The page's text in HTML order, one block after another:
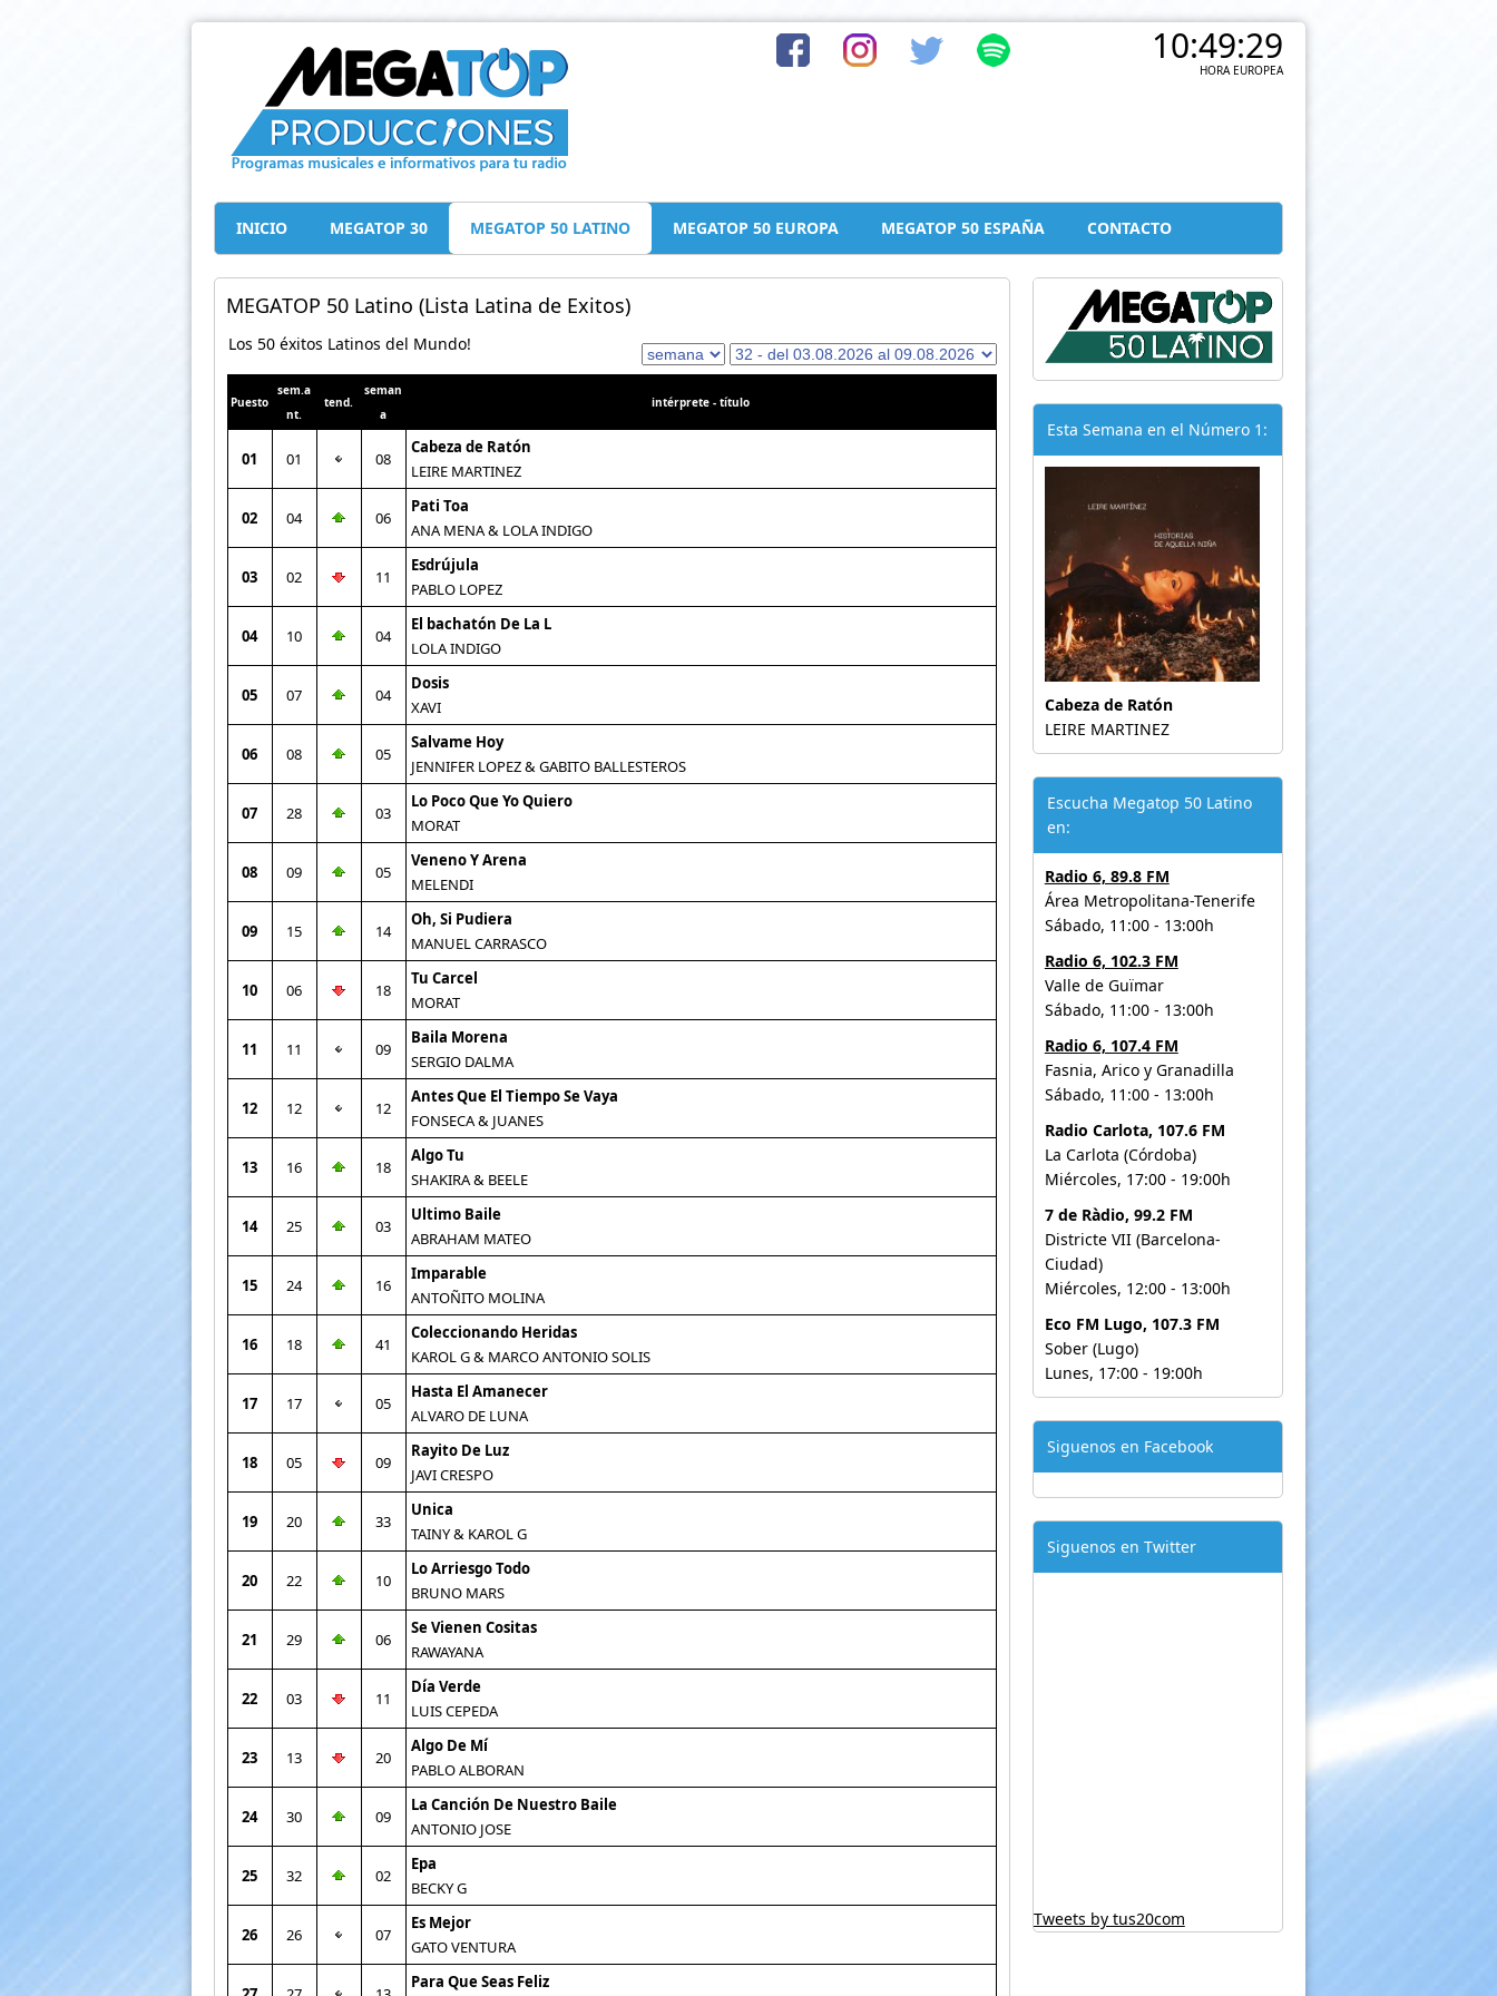
10:49:30
HORA EUROPEA
INICIO MEGATOP 30 MEGATOP 50 LATINO MEGATOP 50 EUROPA MEGATOP 50 ESPAÑA CONTACTO
MEGATOP 50 Latino (Lista Latina de Exitos)
Los 50 éxitos Latinos del Mundo!
Puesto
sem.a
nt.
tend.
seman
a
intérprete - título
01 01 08
Cabeza de Ratón
LEIRE MARTINEZ
02 04 06
Pati Toa
ANA MENA & LOLA INDIGO
03 02 11
Esdrújula
PABLO LOPEZ
04 10 04
El bachatón De La L
LOLA INDIGO
05 07 04
Dosis
XAVI
06 08 05
Salvame Hoy
JENNIFER LOPEZ & GABITO BALLESTEROS
07 28 03
Lo Poco Que Yo Quiero
MORAT
08 09 05
Veneno Y Arena
MELENDI
09 15 14
Oh, Si Pudiera
MANUEL CARRASCO
10 06 18
Tu Carcel
MORAT
11 11 09
Baila Morena
SERGIO DALMA
12 12 12
Antes Que El Tiempo Se Vaya
FONSECA & JUANES
13 16 18
Algo Tu
SHAKIRA & BEELE
14 25 03
Ultimo Baile
ABRAHAM MATEO
15 24 16
Imparable
ANTOÑITO MOLINA
16 18 41
Coleccionando Heridas
KAROL G & MARCO ANTONIO SOLIS
17 17 05
Hasta El Amanecer
ALVARO DE LUNA
18 05 09
Rayito De Luz
JAVI CRESPO
19 20 33
Unica
TAINY & KAROL G
20 22 10
Lo Arriesgo Todo
BRUNO MARS
21 29 06
Se Vienen Cositas
RAWAYANA
22 03 11
Día Verde
LUIS CEPEDA
23 13 20
Algo De Mí
PABLO ALBORAN
24 30 09
La Canción De Nuestro Baile
ANTONIO JOSE
25 32 02
Epa
BECKY G
26 26 07
Es Mejor
GATO VENTURA
Para Que Seas Feliz
Esta Semana en el Número 1:
Cabeza de Ratón
LEIRE MARTINEZ
Escucha Megatop 50 Latino
en:
Radio 6, 89.8 FM
Área Metropolitana-Tenerife
Sábado, 11:00 - 13:00h
Radio 6, 102.3 FM
Valle de Guïmar
Sábado, 11:00 - 13:00h
Radio 6, 107.4 FM
Fasnia, Arico y Granadilla
Sábado, 11:00 - 13:00h
Radio Carlota, 107.6 FM
La Carlota (Córdoba)
Miércoles, 17:00 - 19:00h
7 de Ràdio, 99.2 FM
Districte VII (Barcelona-
Ciudad)
Miércoles, 12:00 - 13:00h
Eco FM Lugo, 107.3 FM
Sober (Lugo)
Lunes, 17:00 - 19:00h
Siguenos en Facebook
Siguenos en Twitter
Tweets by tus20com